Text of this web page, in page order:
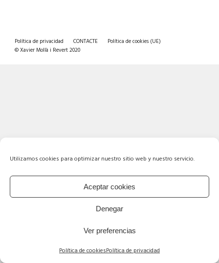
Utilizamos cookies para optimizar nuestro sitio web y nuestro servicio.
Aceptar cookies
Denegar
Ver preferencias
Política de cookiesPolítica de privacidad
Política de privacidad CONTACTE
Política de cookies (UE)
© Xavier Mollà i Revert 2020